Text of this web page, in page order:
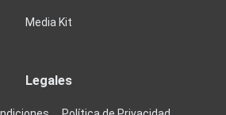
Media Kit
Legales